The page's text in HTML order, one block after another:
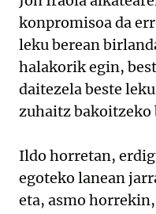
konpromisoa da
leku berean
halakorik egin,
daitezela beste
zuhaitz
Ildo horretan,
egoteko lanean
eta, asmo